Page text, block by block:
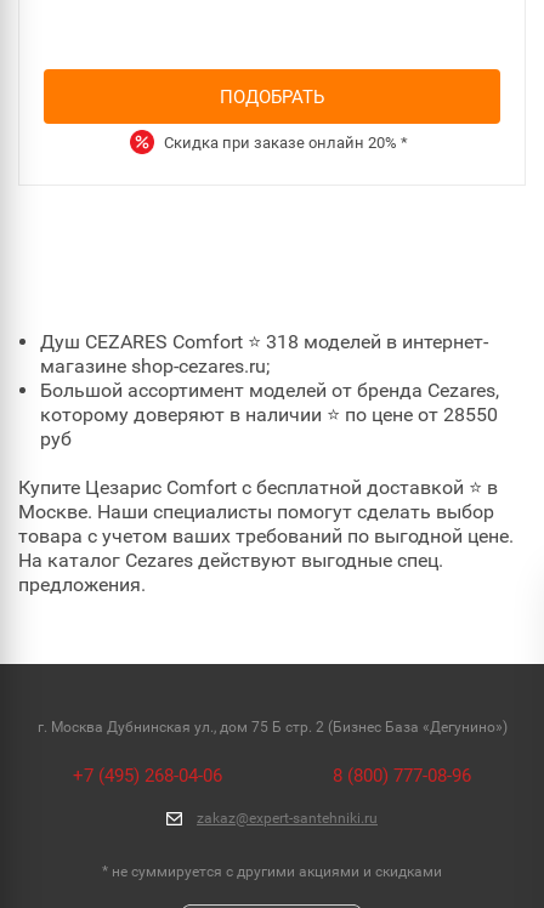
ПОДОБРАТЬ
Скидка при заказе онлайн 20% *
Душ CEZARES Comfort ⭐ 318 моделей в интернет-
магазине shop-cezares.ru;
Большой ассортимент моделей от бренда Cezares,
которому доверяют в наличии ⭐ по цене от 28550
руб
Купите Цезарис Comfort с бесплатной доставкой ⭐ в
Москве. Наши специалисты помогут сделать выбор
товара с учетом ваших требований по выгодной цене.
На каталог Cezares действуют выгодные спец.
предложения.
г. Москва Дубнинская ул., дом 75 Б стр. 2 (Бизнес База «Дегунино»)
+7 (495) 268-04-06 8 (800) 777-08-96
zakaz@expert-santehniki.ru
* не суммируется с другими акциями и скидками